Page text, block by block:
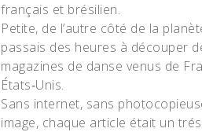
français et brésilien.
Petite, de l’autre côté de la
passais des heures à découper
magazines de danse venus de
États‑Unis.
Sans internet, sans
image, chaque article était un